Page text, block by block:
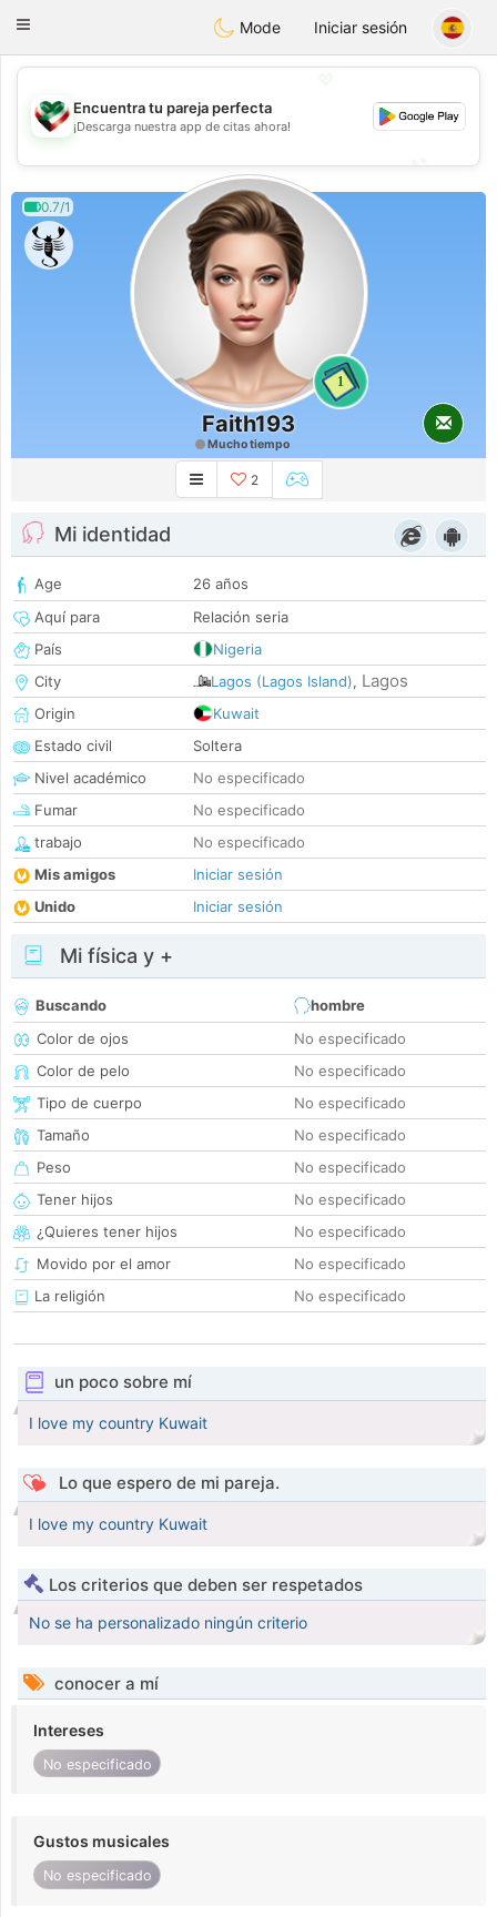
KuwaitChat
Toggle
Mode Iniciar sesión
💖
💕
Encuentra tu pareja perfecta
¡Descarga nuestra app de citas ahora!
0.7/1
1
Faith193
Mucho tiempo
2
Mi identidad
Age
26 años
Aquí para
Relación seria
País
Nigeria
City
Lagos (Lagos Island), Lagos
Origin
Kuwait
Estado civil
Soltera
Nivel académico
No especificado
Fumar
No especificado
trabajo
No especificado
Mis amigos
Iniciar sesión
Unido
Iniciar sesión
Mi física y +
Buscando
hombre
Color de ojos
No especificado
Color de pelo
No especificado
Tipo de cuerpo
No especificado
Tamaño
No especificado
Peso
No especificado
Tener hijos
No especificado
¿Quieres tener hijos
No especificado
Movido por el amor
No especificado
La religión
No especificado
un poco sobre mí
I love my country Kuwait
Lo que espero de mi pareja.
I love my country Kuwait
Los criterios que deben ser respetados
No se ha personalizado ningún criterio
conocer a mí
Intereses
No especificado
Gustos musicales
No especificado